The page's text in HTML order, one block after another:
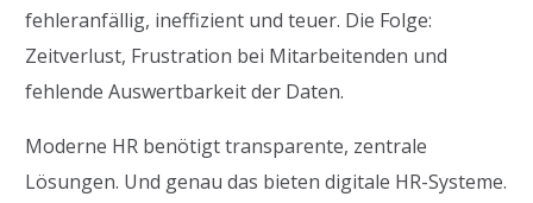
fehleranfällig, ineffizient und teuer. Die Folge:
Zeitverlust, Frustration bei Mitarbeitenden und
fehlende Auswertbarkeit der Daten.
Moderne HR benötigt transparente, zentrale
Lösungen. Und genau das bieten digitale HR-Systeme.